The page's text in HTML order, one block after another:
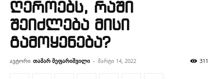
ღეროებს, რაში
შეიძლება მისი
გამოყენება?
ავტორი თამარ მეფარიშვილი - მარტი 14, 2022 311